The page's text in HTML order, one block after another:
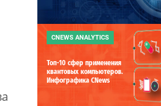
CNEWS ANALYTICS
Топ-10 сфер применения
квантовых компьютеров.
Инфографика CNews